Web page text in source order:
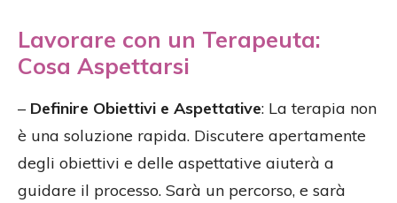
Lavorare con un Terapeuta:
Cosa Aspettarsi
– Definire Obiettivi e Aspettative: La terapia non
è una soluzione rapida. Discutere apertamente
degli obiettivi e delle aspettative aiuterà a
guidare il processo. Sarà un percorso, e sarà